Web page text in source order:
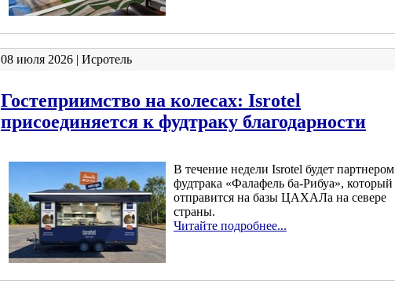
08 июля 2026 | Исротель
Гостеприимство на колесах: Isrotel
присоединяется к фудтраку благодарности
В течение недели Isrotel будет партнером
фудтрака «Фалафель ба-Рибуа», который
отправится на базы ЦАХАЛа на севере
страны.
Читайте подробнее...